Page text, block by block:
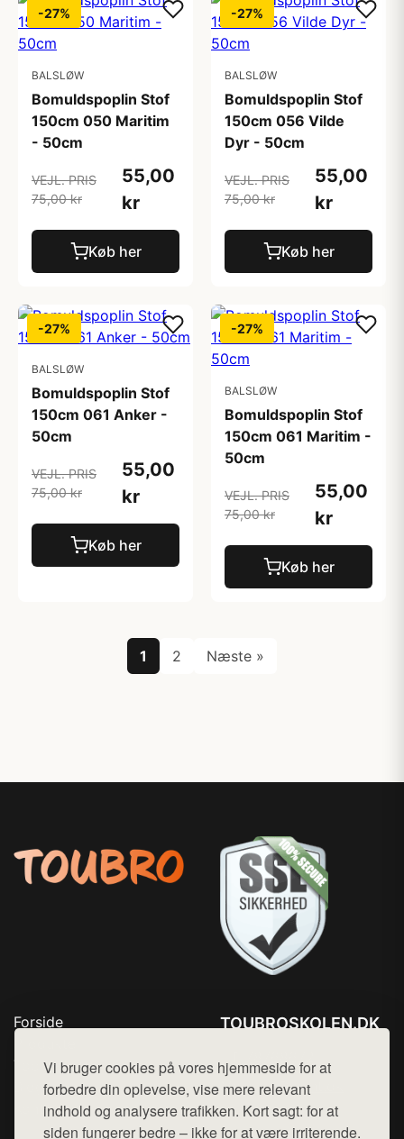
Vi bruger cookies på vores hjemmeside for at
forbedre din oplevelse, vise mere relevant
indhold og analysere trafikken. Kort sagt: for at
siden fungerer bedre – ikke for at være irriterende.
-27%
BALSLØW
Bomuldspoplin Stof
150cm 050 Maritim
- 50cm
VEJL. PRIS
75,00 kr
55,00
kr
Køb her
-27%
BALSLØW
Bomuldspoplin Stof
150cm 056 Vilde
Dyr - 50cm
VEJL. PRIS
75,00 kr
55,00
kr
Køb her
-27%
BALSLØW
Bomuldspoplin Stof
150cm 061 Anker -
50cm
VEJL. PRIS
75,00 kr
55,00
kr
Køb her
-27%
BALSLØW
Bomuldspoplin Stof
150cm 061 Maritim -
50cm
VEJL. PRIS
75,00 kr
55,00
kr
Køb her
1 2 Næste »
Forside
Top Rabatter
Blog
Kontakt
TOUBROSKOLEN.DK
Mail: hej@want.dk
Cookie- og privatlivspolitik